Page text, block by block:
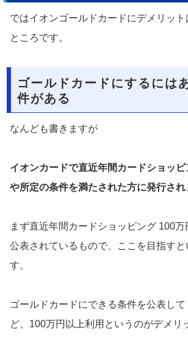
ではイオンゴールドカードにデメリット
ところです。
ゴールドカードにするには
件がある
なんども書きますが
イオンカードで直近年間カードショッ
や所定の条件を満たされた方に発行され
まず直近年間カードショッピング 100
公表されているもので、ここを目指すと
す。
ゴールドカードにできる条件を公表し
ど、100万円以上利用というのがデメリ